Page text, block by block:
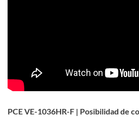
PCE VE-1036HR-F | Posibilidad de